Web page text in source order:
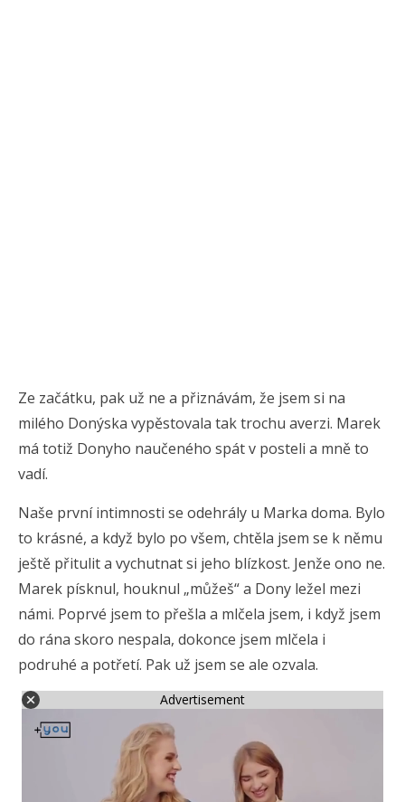
Ze začátku, pak už ne a přiznávám, že jsem si na
milého Donýska vypěstovala tak trochu averzi. Marek
má totiž Donyho naučeného spát v posteli a mně to
vadí.
Naše první intimnosti se odehrály u Marka doma. Bylo
to krásné, a když bylo po všem, chtěla jsem se k němu
ještě přitulit a vychutnat si jeho blízkost. Jenže ono ne.
Marek písknul, houknul „můžeš“ a Dony ležel mezi
námi. Poprvé jsem to přešla a mlčela jsem, i když jsem
do rána skoro nespala, dokonce jsem mlčela i
podruhé a potřetí. Pak už jsem se ale ozvala.
Advertisement